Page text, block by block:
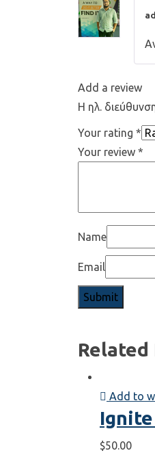
Add a review
Η ηλ.
Your rating *
Your review *
Name
Email
Related
Add to
Ignite
$50.00